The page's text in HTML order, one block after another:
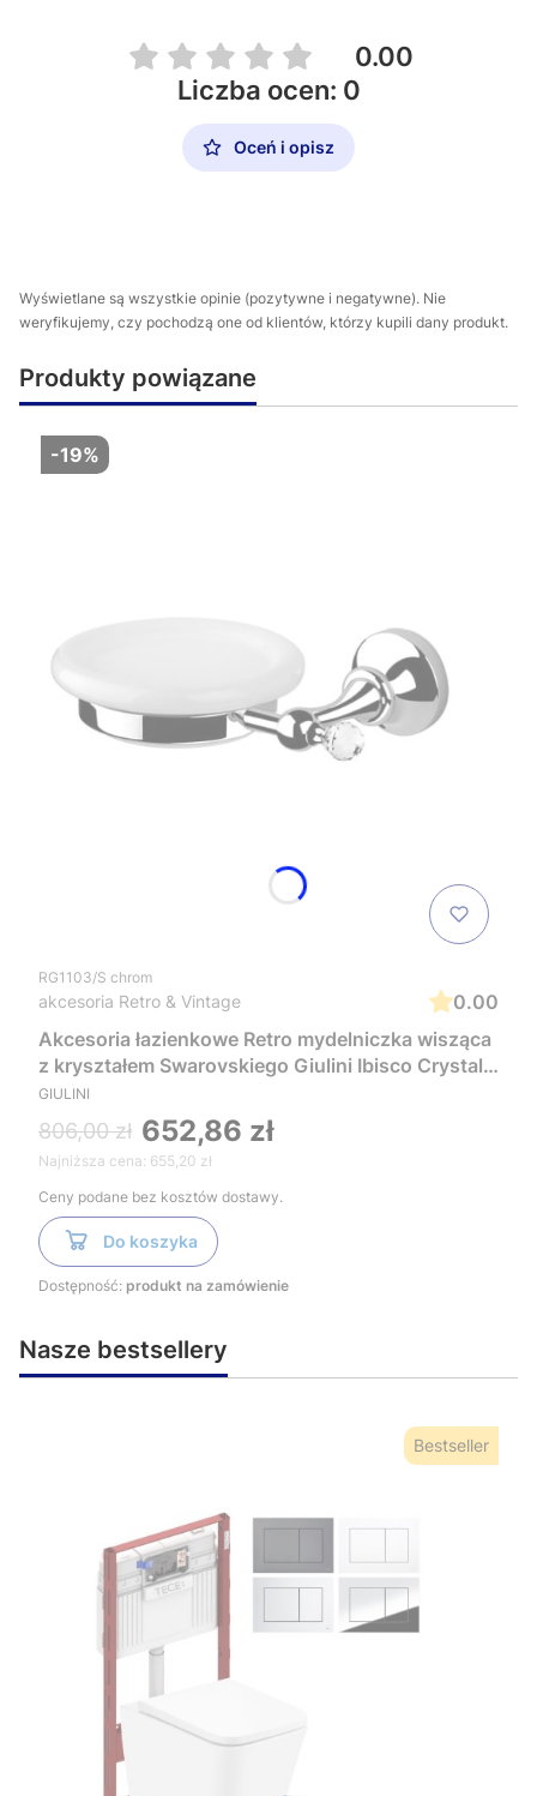
0.00
Liczba ocen: 0
Oceń i opisz
Wyświetlane są wszystkie opinie (pozytywne i negatywne). Nie
weryfikujemy, czy pochodzą one od klientów, którzy kupili dany produkt.
Produkty powiązane
-19%
RG1103/S chrom
akcesoria Retro & Vintage
0.00
Akcesoria łazienkowe Retro mydelniczka wisząca
z kryształem Swarovskiego Giulini Ibisco Crystal
GIULINI
806,00 zł 652,86 zł
Najniższa cena: 655,20 zł
Ceny podane bez kosztów dostawy.
Do koszyka
Dostępność: produkt na zamówienie
Nasze bestsellery
Bestseller